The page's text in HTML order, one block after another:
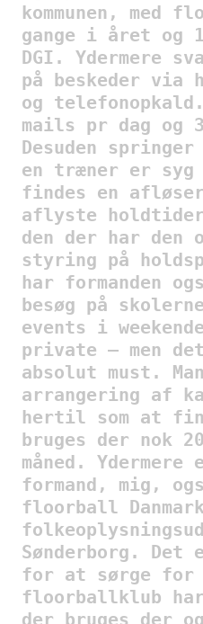
kommunen, med
gange i året og
DGI. Ydermere
på beskeder via
og
mails pr dag og
Desuden
en træner er syg
findes en
aflyste
den der har den
styring på
har formanden
besøg på
events i
private – men
absolut must.
arrangering af
hertil som at
bruges der nok
måned. Ydermere
formand, mig,
floorball
Sønderborg. Det
for at sørge for
floorballklub
der bruges der